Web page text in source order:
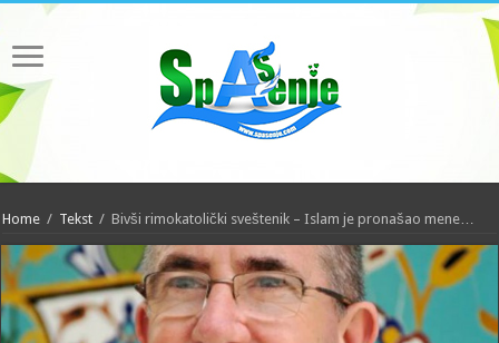
Home / Tekst / Bivši rimokatolički sveštenik – Islam je pronašao mene…